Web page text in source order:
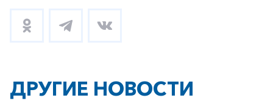
ДРУГИЕ НОВОСТИ